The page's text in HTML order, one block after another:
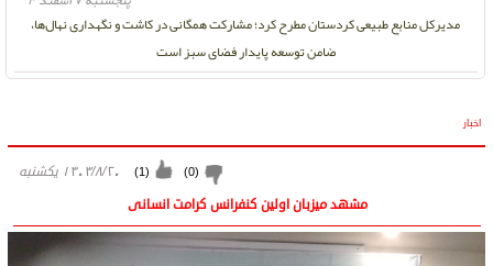
مدیرکل منابع طبیعی کردستان مطرح کرد؛ مشارکت همگانی در کاشت و نگهداری نهال‌ها،
ضامن توسعه پایدار فضای سبز است
اخبار
۱۴۰۳/۸/۲۰ يكشنبه (
1
) (
0
)
مشهد میزبان اولین کنفرانس کرامت انسانی